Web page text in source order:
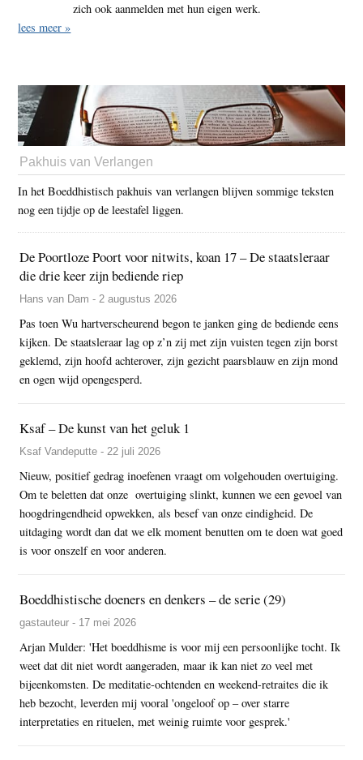
zich ook aanmelden met hun eigen werk.
lees meer »
Pakhuis van Verlangen
In het Boeddhistisch pakhuis van verlangen blijven sommige teksten
nog een tijdje op de leestafel liggen.
De Poortloze Poort voor nitwits, koan 17 – De staatsleraar
die drie keer zijn bediende riep
Hans van Dam - 2 augustus 2026
Pas toen Wu hartverscheurend begon te janken ging de bediende eens
kijken. De staatsleraar lag op z’n zij met zijn vuisten tegen zijn borst
geklemd, zijn hoofd achterover, zijn gezicht paarsblauw en zijn mond
en ogen wijd opengesperd.
Ksaf – De kunst van het geluk 1
Ksaf Vandeputte - 22 juli 2026
Nieuw, positief gedrag inoefenen vraagt om volgehouden overtuiging.
Om te beletten dat onze overtuiging slinkt, kunnen we een gevoel van
hoogdringendheid opwekken, als besef van onze eindigheid. De
uitdaging wordt dan dat we elk moment benutten om te doen wat goed
is voor onszelf en voor anderen.
Boeddhistische doeners en denkers – de serie (29)
gastauteur - 17 mei 2026
Arjan Mulder: 'Het boeddhisme is voor mij een persoonlijke tocht. Ik
weet dat dit niet wordt aangeraden, maar ik kan niet zo veel met
bijeenkomsten. De meditatie-ochtenden en weekend-retraites die ik
heb bezocht, leverden mij vooral 'ongeloof op – over starre
interpretaties en rituelen, met weinig ruimte voor gesprek.'